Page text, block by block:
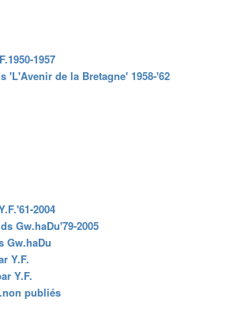
1957
'L'Avenir de la Bretagne' 1958-'62
2004
Gw.haDu'79-2005
Gw.haDu
Y.F.
Y.F.
publiés